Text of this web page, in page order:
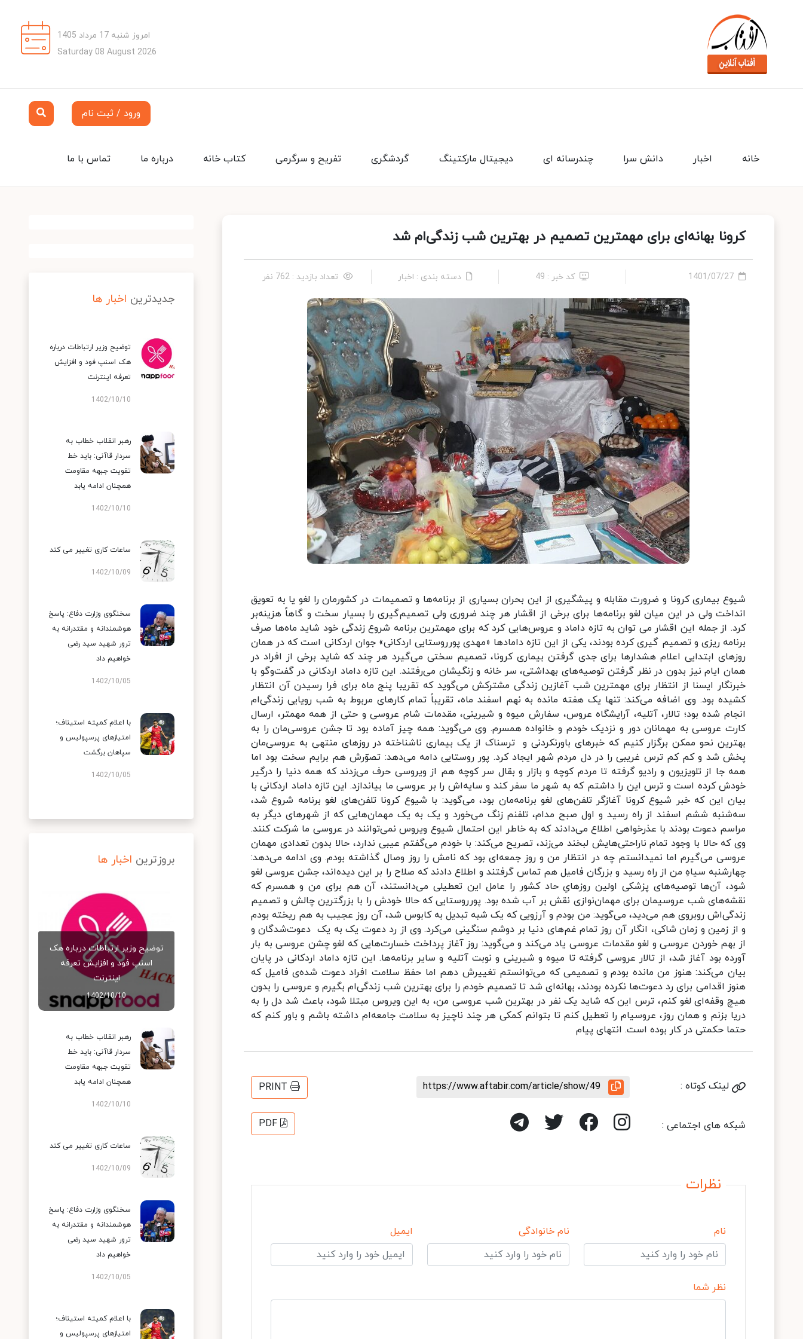
امروز شنبه 17 مرداد 1405
Saturday 08 August 2026
ورود / ثبت نام
تماس با ما درباره ما کتاب خانه تفریح و سرگرمی گردشگری دیجیتال مارکتینگ چندرسانه ای دانش سرا اخبار خانه
کرونا بهانه‌ای برای مهمترین تصمیم در بهترین شب زندگی‌ام شد
1401/07/27 کد خبر : 49 دسته بندی : اخبار تعداد بازدید : 762 نفر
شیوع بیماری کرونا و ضرورت مقابله و پیشگیری از این بحران بسیاری از برنامه‌ها و تصمیمات در کشورمان را لغو یا به تعویق
انداخت ولی در این میان لغو برنامه‌ها برای برخی از اقشار هر چند ضروری ولی تصمیم‌گیری را بسیار سخت و گاهاً هزینه‌بر
کرد. از جمله این اقشار می توان به تازه داماد و عروس‌هایی کرد که برای مهمترین برنامه شروع زندگی‌ خود شاید ماه‌ها صرف
برنامه ریزی و تصمیم گیری کرده بودند، یکی از این تازه دامادها «مهدی پورروستایی اردکانی» جوان اردکانی است که در همان
روزهای ابتدایی اعلام هشدارها برای جدی گرفتن بیماری کرونا، تصمیم سختی می‌گیرد هر چند که شاید برخی از افراد در
همان ایام نیز بدون در نظر گرفتن توصیه‌های بهداشتی، سر خانه و زنگیشان می‌رفتند. این تازه داماد اردکانی در گفت‌وگو با
خبرنگار ایسنا از انتظار برای مهمترین شب آغازین زندگی مشترکش می‌گوید که تقریبا پنج ماه برای فرا رسیدن آن انتظار
کشیده بود. وی اضافه می‌کند: تنها یک هفته مانده به نهم اسفند ماه، تقریباً تمام کارهای مربوط به شب رویایی زندگی‌ام
انجام شده بود؛ تالار، آتلیه، آرایشگاه عروس، سفارش میوه و شیرینی، مقدمات شام عروسی و حتی از همه مهمتر، ارسال
کارت عروسی به مهمانان دور و نزدیک خودم و خانواده همسرم. وی می‌گوید: همه چیز آماده بود تا جشن عروسی‌مان را به
بهترین نحو ممکن برگزار کنیم که خبرهای باورنکردنی و ترسناک از یک بیماری ناشناخته در روزهای منتهی به عروسی‌مان
پخش ‌شد و کم کم ترس غریبی را در دل مردم شهر ایجاد کرد. پور روستایی دامه می‌دهد: تصوّرش هم برایم سخت بود اما
همه جا از تلویزیون و رادیو گرفته تا مردم کوچه و بازار و بقال سر کوچه هم از ویروسی حرف می‌زدند که همه دنیا را درگیر
خودش کرده است و ترس این را داشتم که به شهر ما سفر کند و سایه‌اش را بر عروسی ما بیاندازد. این تازه داماد اردکانی با
بیان این که خبر شیوع کرونا آغازگر تلفن‌های لغو برنامه‌مان بود، می‌گوید: با شیوع کرونا تلفن‌های لغو برنامه شروع شد،
سه‌شنبه ششم اسفند از راه رسید و اول صبح مدام، تلفنم زنگ می‌خورد و یک به یک مهمان‌هایی که از شهرهای دیگر به
مراسم دعوت بودند با عذرخواهی اطلاع می‌دادند که به خاطر این احتمال شیوع ویروس نمی‌توانند در عروسی ما شرکت کنند.
وی که حالا با وجود تمام ناراحتی‌هایش لبخند ‌می‌زند، تصریح می‌کند: با خودم می‌گفتم عیبی ندارد، حالا بدون تعدادی مهمان
عروسی می‌گیرم اما نمیدانستم چه در انتظار من و روز جمعه‌ای بود که نامش را روز وصال گذاشته بودم. وی ادامه می‌دهد:
چهارشنبه سیاهِ من از راه رسید و بزرگان فامیل هم تماس گرفتند و اطلاع دادند که صلاح را بر این دیده‌اند، جشن عروسی لغو
شود، آن‌ها توصیه‌های پزشکی اولین روزهایِ حاد کشور را عامل این تعطیلی می‌دانستند، آن هم برای من و همسرم که
نقشه‌های شب عروسیمان برای مهمان‌نوازی نقش بر آب شده بود. پورروستایی که حالا خودش را با بزرگترین چالش و تصمیم
زندگی‌اش روبروی هم می‌دید، می‌گوید: من بودم و آرزویی که یک شبه تبدیل به کابوس شد، آن روز عجیب به هم ریخته بودم
و از زمین و زمان شاکی، انگار آن روز تمام غم‌های دنیا بر دوشم سنگینی می‌کرد. وی از رد دعوت یک به یک دعوت‌شدگان و
از بهم خوردن عروسی و لغو مقدمات عروسی یاد می‌کند و می‌‎گوید: روز آغاز پرداخت خسارت‌هایی که لغو چشن عروسی به بار
آورده بود آغاز شد، از تالار عروسی گرفته تا میوه و شیرینی و نوبت آتلیه و سایر برنامه‌ها. این تازه داماد اردکانی در پایان
بیان می‌کند: هنوز من مانده بودم و تصمیمی که می‌توانستم تغییرش دهم اما حفظ سلامت افراد دعوت شده‌ی فامیل که
هنوز اقدامی برای رد دعوت‌ها نکرده بودند، بهانه‌ای شد تا تصمیم خودم را برای بهترین شب زندگی‌ام بگیرم و عروسی را بدون
هیچ وقفه‌ای لغو کنم، ترس این که شاید یک نفر در بهترین شب عروسی من، به این ویروس مبتلا شود، باعث شد دل را به
دریا بزنم و همان روز، عروسی‎ام را تعطیل کنم تا بتوانم کمکی هر چند ناچیز به سلامت جامعه‌ام داشته باشم و باور کنم که
حتما حکمتی در کار بوده است. انتهای پیام
لینک کوتاه : https://www.aftabir.com/article/show/49
PRINT
شبکه های اجتماعی : PDF
نظرات
نام نام خانوادگی ایمیل
نظر شما
جدیدترین اخبار ها
توضیح وزیر ارتباطات درباره
هک اسنپ‌ فود و افزایش
تعرفه اینترنت
1402/10/10
رهبر انقلاب خطاب به
سردار قاآنی: باید خط
تقویت جبهه مقاومت
همچنان ادامه یابد
1402/10/10
ساعات کاری تغییر می‌ کند
1402/10/09
سخنگوی وزارت دفاع: پاسخ
هوشمندانه و مقتدرانه به
ترور شهید سید رضی
خواهیم داد
1402/10/05
با اعلام کمیته استیناف؛
امتیازهای پرسپولیس و
سپاهان برگشت
1402/10/05
بروزترین اخبار ها
توضیح وزیر ارتباطات درباره هک
اسنپ‌ فود و افزایش تعرفه
اینترنت
1402/10/10
رهبر انقلاب خطاب به
سردار قاآنی: باید خط
تقویت جبهه مقاومت
همچنان ادامه یابد
1402/10/10
ساعات کاری تغییر می‌ کند
1402/10/09
سخنگوی وزارت دفاع: پاسخ
هوشمندانه و مقتدرانه به
ترور شهید سید رضی
خواهیم داد
1402/10/05
با اعلام کمیته استیناف؛
امتیازهای پرسپولیس و